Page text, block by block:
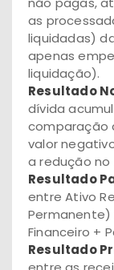
as
liquidadas)
apenas
liquidação).
Resultado
dívida
comparação
valor
a redução
Resultado
entre Ativo
Permanente)
Financeiro +
Resultado